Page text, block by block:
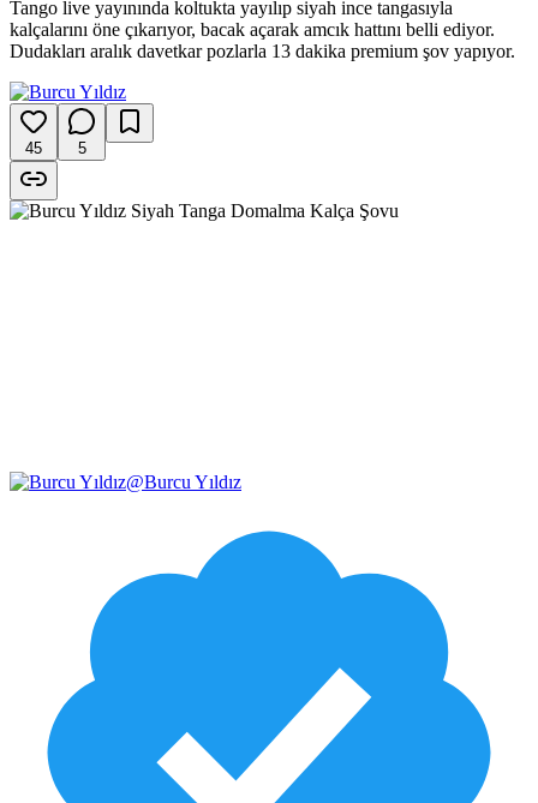
Tango live yayınında koltukta yayılıp siyah ince tangasıyla
kalçalarını öne çıkarıyor, bacak açarak amcık hattını belli ediyor.
Dudakları aralık davetkar pozlarla 13 dakika premium şov yapıyor.
45 5
@Burcu Yıldız